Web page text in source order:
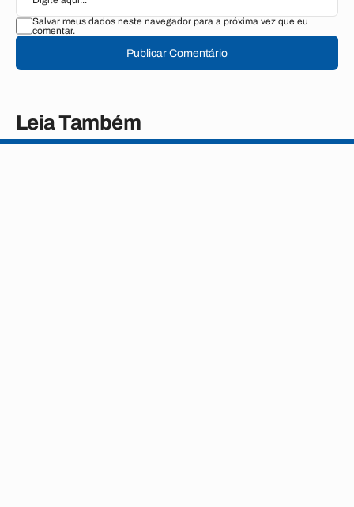
Salvar meus dados neste navegador para a próxima vez que eu
comentar.
Publicar Comentário
Leia Também